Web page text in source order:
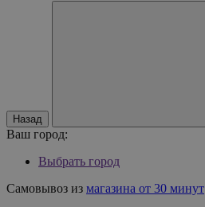
Назад
Ваш город:
Выбрать город
Самовывоз из магазина от 30 минут